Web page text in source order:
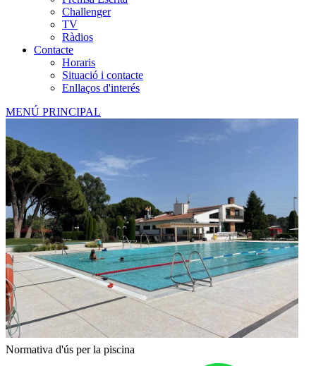
Challenger
TV
Ràdios
Contacte
Horaris
Situació i contacte
Enllaços d'interés
MENÚ PRINCIPAL
Normativa d'ús per la piscina